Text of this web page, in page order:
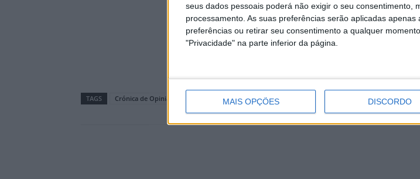
seus dados pessoais poderá não exigir o seu consentimento,
processamento. As suas preferências serão aplicadas
preferências ou retirar seu consentimento a qualquer
"Privacidade" na parte inferior da página.
MAIS OPÇÕES DISCORDO
TAGS Crónica de Opinião